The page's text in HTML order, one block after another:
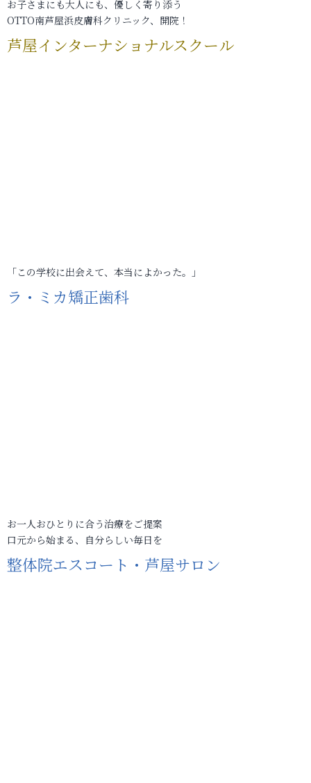
お子さまにも大人にも、優しく寄り添う
OTTO南芦屋浜皮膚科クリニック、開院！
芦屋インターナショナルスクール
「この学校に出会えて、本当によかった。」
ラ・ミカ矯正歯科
お一人おひとりに合う治療をご提案
口元から始まる、自分らしい毎日を
整体院エスコート・芦屋サロン